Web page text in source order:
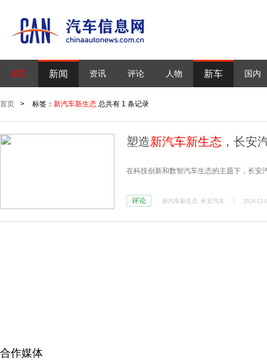
首页 新闻 资讯 评论 人物 新车 国内
首页 > 标签： 新汽车新生态 总共有 1 条记录
塑造新汽车新生态 ，长安
在科技创新和数智汽车生态的主题下，长安
评论 新汽车新生态 长安汽车 2024-12-
合作媒体